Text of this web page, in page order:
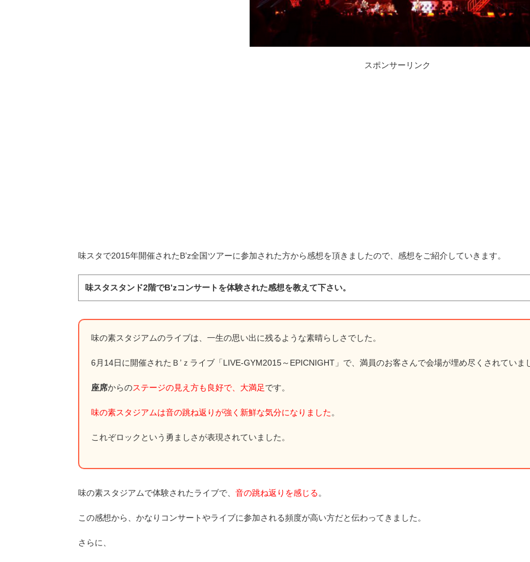
スポンサーリンク
味スタで2015年開催されたB’z全国ツアーに参加された方から感想を頂きましたので、感想をご紹介していきます。
味スタスタンド2階でB’zコンサートを体験された感想を教えて下さい。
味の素スタジアムのライブは、一生の思い出に残るような素晴らしさでした。
6月14日に開催されたＢ’ｚライブ「LIVE-GYM2015～EPICNIGHT」で、満員のお客さんで会場が埋め尽くされていま
座席からのステージの見え方も良好で、大満足です。
味の素スタジアムは音の跳ね返りが強く新鮮な気分になりました。
これぞロックという勇ましさが表現されていました。
味の素スタジアムで体験されたライブで、 音の跳ね返りを感じる。
この感想から、かなりコンサートやライブに参加される頻度が高い方だと伝わってきました。
さらに、